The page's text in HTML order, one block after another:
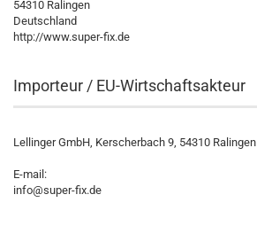
54310 Ralingen
Deutschland
http://www.super-fix.de
Importeur / EU-Wirtschaftsakteur
Lellinger GmbH, Kerscherbach 9, 54310 Ralingen
E-mail:
info@super-fix.de